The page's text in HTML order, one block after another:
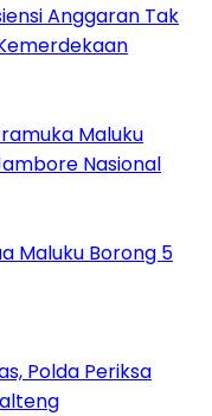
Anggaran Tak
Maluku
Nasional
Maluku Borong 5
Polda Periksa